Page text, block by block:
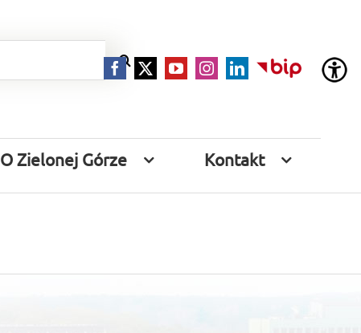
Facebook
X YouTubeInstagramLinkedInBIP
O Zielonej Górze Kontakt